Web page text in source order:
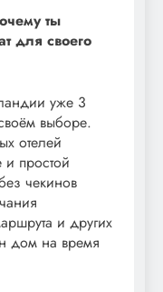
ты
для своего
уже 3
выборе.
отелей
простой
чекинов
и других
дом на время